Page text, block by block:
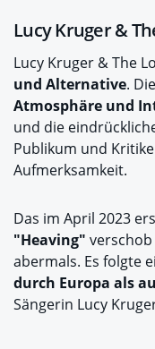
Lucy Kruger &
Lucy Kruger & The
und Alternative.
Atmosphäre und
und die
Publikum und
Aufmerksamkeit.
Das im April 2023
"Heaving"
abermals. Es folgte
durch Europa als
Sängerin Lucy